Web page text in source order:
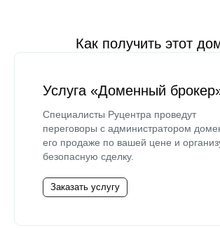
Как получить этот
Услуга «Доменный
Специалисты Руцентра проведут
переговоры с администратором
его продаже по вашей цене и
безопасную сделку.
Заказать услугу